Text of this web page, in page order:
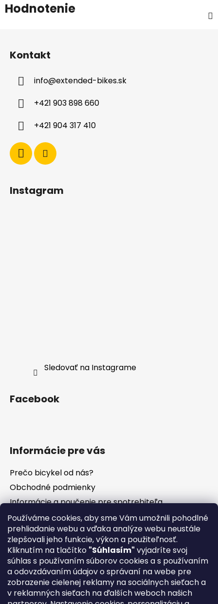
Používáme cookies, aby sme Vám umožnili pohodlné
prehliadanie webu a vďaka analýze webu neustále
zlepšovali jeho funkcie, výkon a použiteľnosť.
Kliknutím na tlačítko "Súhlasím" vyjadríte svoj
súhlas s používaním súborov cookies a s používaním
a odovzdávaním údajov o správaní na webe pre
zobrazenie cielenej reklamy na sociálnych sieťach a
v reklamných sieťach na ďalších weboch našich
Hodnotenie
Kontakt
info@extended-bikes.sk
+421 903 898 660
+421 904 317 410
Instagram
Sledovať na Instagrame
Facebook
Informácie pre vás
Prečo bicykel od nás?
Obchodné podmienky
Informácie a poučenie pre spotrebiteľa
Vrátenie tovaru - odstúpenie od zmluvy
Ochrana osobných údajov
Súbory cookies
Formuláre na stiahnutie
Reklamačný poriadok
Napíšte nám